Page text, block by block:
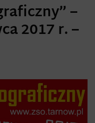
–
2017 r. –